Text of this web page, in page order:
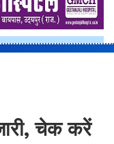
चेक करें